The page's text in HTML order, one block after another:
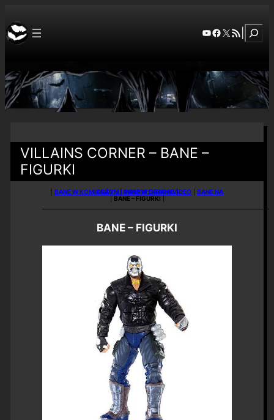
YouTube
Facebook
X RSS Feed
VILLAINS CORNER – BANE –
FIGURKI
BANE W KOMIKSACH|BANE W GRACH VIDEO
BANE NA DUŻYM I MAŁYM EKRANIE|
BANE – FIGURKI
BANE – FIGURKI